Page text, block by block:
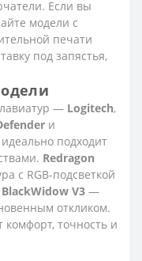
Если вы
модели с
печати
под запястья,
— Logitech,
и
идеально подходит
Redragon
с RGB-подсветкой
BlackWidow V3 —
откликом.
точность и